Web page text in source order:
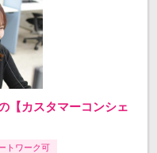
【カスタマーコンシェ
トワーク可